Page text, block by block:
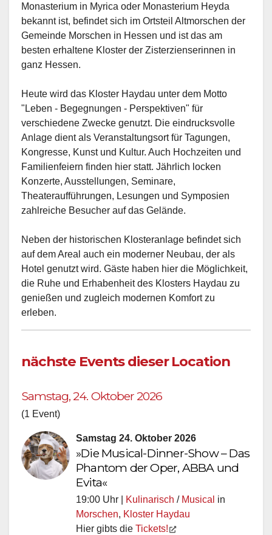
Monasterium in Myrica oder Monasterium Heyda
bekannt ist, befindet sich im Ortsteil Altmorschen der
Gemeinde Morschen in Hessen und ist das am
besten erhaltene Kloster der Zisterzienserinnen in
ganz Hessen.
Heute wird das Kloster Haydau unter dem Motto
"Leben - Begegnungen - Perspektiven" für
verschiedene Zwecke genutzt. Die eindrucksvolle
Anlage dient als Veranstaltungsort für Tagungen,
Kongresse, Kunst und Kultur. Auch Hochzeiten und
Familienfeiern finden hier statt. Jährlich locken
Konzerte, Ausstellungen, Seminare,
Theateraufführungen, Lesungen und Symposien
zahlreiche Besucher auf das Gelände.
Neben der historischen Klosteranlage befindet sich
auf dem Areal auch ein moderner Neubau, der als
Hotel genutzt wird. Gäste haben hier die Möglichkeit,
die Ruhe und Erhabenheit des Klosters Haydau zu
genießen und zugleich modernen Komfort zu
erleben.
nächste Events dieser Location
Samstag, 24. Oktober 2026
(1 Event)
Samstag 24. Oktober 2026
»Die Musical-Dinner-Show – Das
Phantom der Oper, ABBA und
Evita«
19:00 Uhr | Kulinarisch / Musical in
Morschen, Kloster Haydau
Hier gibts die Tickets!